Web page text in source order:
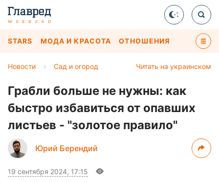
STARS МОДА И КРАСОТА ОТНОШЕНИЯ
Читать на украинском
Новости › Сад и огород
Грабли больше не нужны: как
быстро избавиться от опавших
листьев - "золотое правило"
Юрий Берендий
19 сентября 2024, 17:15